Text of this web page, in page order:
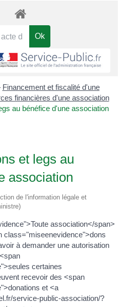
Financement et fiscalité d'une
financières d'une association
au bénéfice d'une association
et legs au
association
de l'information légale et
association</span>
class="miseenevidence">dons
à demander une autorisation
certaines
recevoir des <span
et <a
service-public-association/?